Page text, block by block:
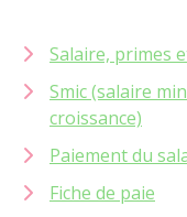
Salaire, primes
Smic (salaire
croissance)
Paiement du
Fiche de paie